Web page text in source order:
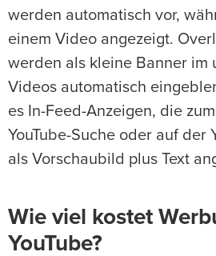
werden automatisch vor,
einem Video angezeigt.
werden als kleine Banner im
Videos automatisch
es In-Feed-Anzeigen, die
YouTube-Suche oder auf der
als Vorschaubild plus Text
Wie viel kostet
YouTube?